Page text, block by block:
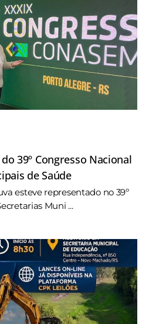
39º Congresso Nacional
de Saúde
esteve representado no 39º
Muni ...